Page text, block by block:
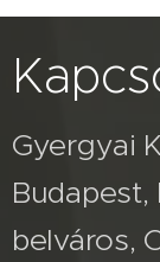
Gyergyai
Budapest,
belváros,